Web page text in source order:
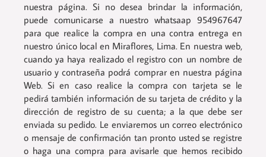
nuestra página. Si no desea brindar la información,
puede comunicarse a nuestro whatsaap 954967647
para que realice la compra en una contra entrega en
nuestro único local en Miraflores, Lima. En nuestra web,
cuando ya haya realizado el registro con un nombre de
usuario y contraseña podrá comprar en nuestra página
Web. Si en caso realice la compra con tarjeta se le
pedirá también información de su tarjeta de crédito y la
dirección de registro de su cuenta; a la que debe ser
enviada su pedido. Le enviaremos un correo electrónico
o mensaje de confirmación tan pronto usted se registre
o haga una compra para avisarle que hemos recibido